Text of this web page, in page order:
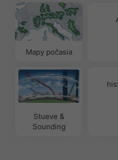
Mapy počasia
Stueve &
Sounding